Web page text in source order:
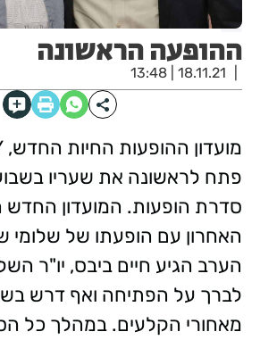
ההופעה הראשונה
18.11.21 | 13:48
פתח לראשונה את שעריו
סדרת הופעות. המועדון החדש
האחרון עם הופעתו של
הערב הגיע חיים ביבס, יו"ר
לברך על הפתיחה ואף דרש
מאחורי הקלעים. במהלך כל